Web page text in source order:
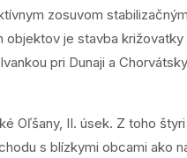
zosuvom
je stavba križovatky
pri Dunaji a
Oľšany, II. úsek. Z toho
s blízkymi obcami ako